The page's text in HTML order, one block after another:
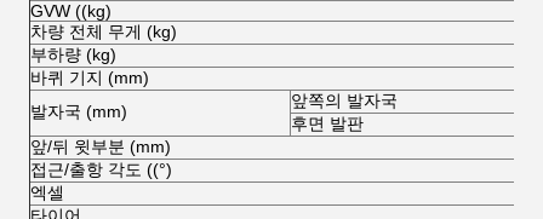
GVW ((kg)
차량 전체 무게 (kg)
부하량 (kg)
바퀴 기지 (mm)
발자국 (mm)
앞쪽의 발자국
후면 발판
앞/뒤 윗부분 (mm)
접근/출항 각도 ((°)
엑셀